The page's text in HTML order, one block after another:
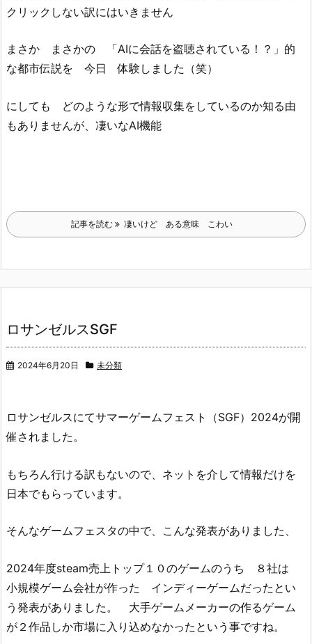
クリックしない訳にはいきません
まさか まさかの 「AIに会話を盗聴されている！？」的
な都市伝説を 今日 体験しました（笑）
にしても どのような形で情報収集をしているのか知る由
もありませんが、凄いなAI機能
記事を読む 凄いけど ある意味 こわい
ロサンゼルスSGF
2024年6月20日 未分類
ロサンゼルスにてサマーゲームフェスト（SGF）2024が開
催されました。
もちろん行ける訳もないので、ネットを介して情報だけを
日本でもらっています。
そんなゲームフェスタの中で、こんな発表がありました、
2024年度steam売上トップ１０のゲームのうち ８社は
小規模ゲーム会社が作った インディーゲームだったとい
う発表がありました。 大手ゲームメーカーの作るゲーム
が２作品しか市場に入り込めなかったという事ですね。